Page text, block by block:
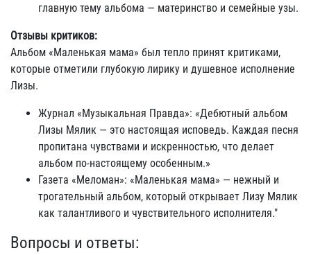
главную тему альбома — материнство и семейные узы.
Отзывы критиков:
Альбом «Маленькая мама» был тепло принят критиками,
которые отметили глубокую лирику и душевное исполнение
Лизы.
Журнал «Музыкальная Правда»: «Дебютный альбом
Лизы Мялик — это настоящая исповедь. Каждая песня
пропитана чувствами и искренностью, что делает
альбом по-настоящему особенным.»
Газета «Меломан»: «Маленькая мама» — нежный и
трогательный альбом, который открывает Лизу Мялик
как талантливого и чувствительного исполнителя."
Вопросы и ответы: